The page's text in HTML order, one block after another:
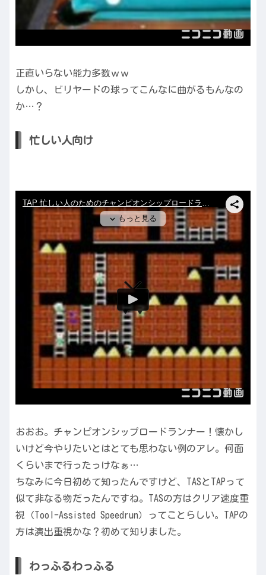
正直いらない能力多数ｗｗ
しかし、ビリヤードの球ってこんなに曲がるもんなの
か…？
忙しい人向け
おおお。チャンピオンシップロードランナー！懐かし
いけど今やりたいとはとても思わない例のアレ。何面
くらいまで行ったっけなぁ…
ちなみに今日初めて知ったんですけど、TASとTAPって
似て非なる物だったんですね。TASの方はクリア速度重
視（Tool-Assisted Speedrun）ってことらしい。TAPの
方は演出重視かな？初めて知りました。
わっふるわっふる